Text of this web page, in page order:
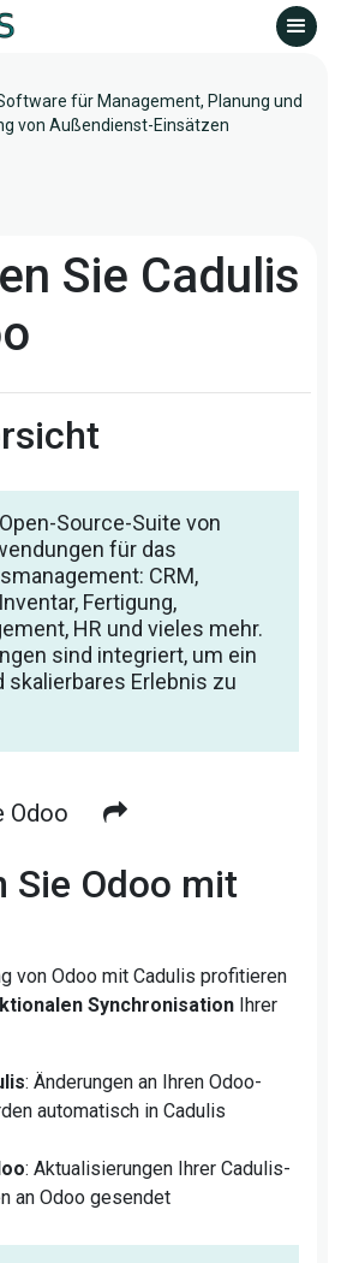
für Management, Planung und
von Außendienst-Einsätzen
Sie Cadulis
Source-Suite von
für das
CRM,
Fertigung,
HR und vieles mehr.
sind integriert, um ein
skalierbares Erlebnis zu
Odoo
Sie Odoo mit
von Odoo mit Cadulis profitieren
Synchronisation Ihrer
: Änderungen an Ihren Odoo-
automatisch in Cadulis
: Aktualisierungen Ihrer Cadulis-
an Odoo gesendet